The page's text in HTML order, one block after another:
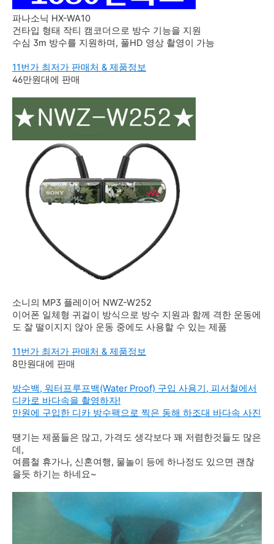
파나소닉 HX-WA10
건타입 형태 작티 캠코더으로 방수 기능을 지원
수심 3m 방수를 지원하며, 풀HD 영상 촬영이 가능
11번가 최저가 판매처 & 제품정보
46만원대에 판매
소니의 MP3 플레이어 NWZ-W252
이어폰 일체형 귀걸이 방식으로 방수 지원과 함께 격한 운동에
도 잘 떨이지지 않아 운동 중에도 사용할 수 있는 제품
11번가 최저가 판매처 & 제품정보
8만원대에 판매
방수백, 워터프루프백(Water Proof) 구입 사용기, 피서철에서
디카로 바다속을 촬영하자!
만원에 구입한 디카 방수팩으로 찍은 동해 하조대 바다속 사진
땡기는 제품들은 많고, 가격도 생각보다 꽤 저렴한것들도 많은
데,
여름철 휴가나, 신혼여행, 물놀이 등에 하나정도 있으면 괜찮
을듯 하기는 하네요~